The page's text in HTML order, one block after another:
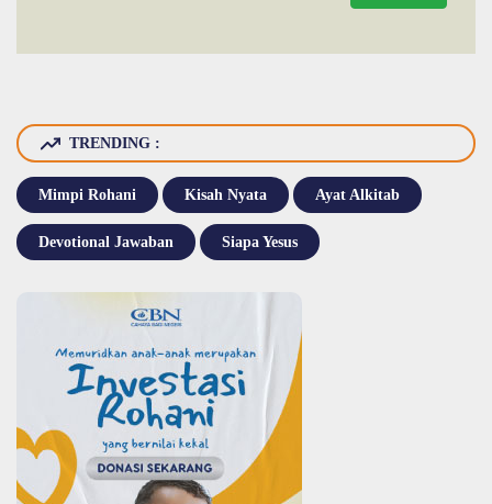
TRENDING :
Mimpi Rohani Kisah Nyata Ayat Alkitab
Devotional Jawaban Siapa Yesus